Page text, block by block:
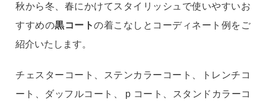
秋から冬、春にかけてスタイリッシュで使いやすいお
すすめの黒コートの着こなしとコーディネート例をご
紹介いたします。
チェスターコート、ステンカラーコート、トレンチコ
ート、ダッフルコート、 p コート、スタンドカラーコ